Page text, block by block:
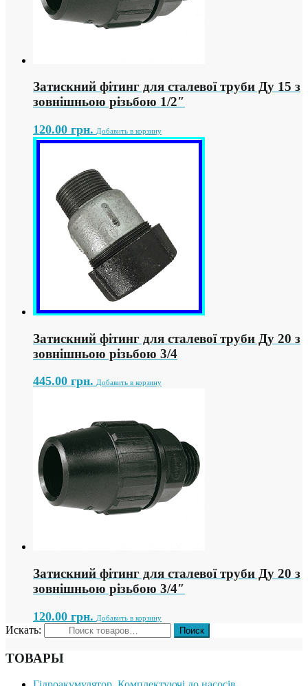
Затискний фітинг для сталевої труби Ду 15 з
зовнішньою різьбою 1/2″
120.00 грн. Добавить в корзину
Затискний фітинг для сталевої труби Ду 20 з
зовнішньою різьбою 3/4
445.00 грн. Добавить в корзину
Затискний фітинг для сталевої труби Ду 20 з
зовнішньою різьбою 3/4″
120.00 грн. Добавить в корзину
Искать:
ТОВАРЫ